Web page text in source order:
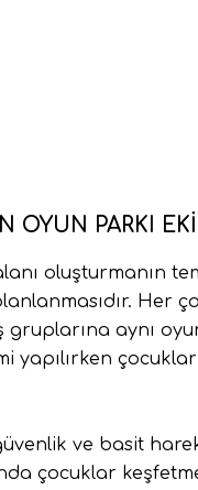
OYUN PARKI
oluşturmanın
Her
gruplarına aynı
yapılırken
ve basit
çocuklar